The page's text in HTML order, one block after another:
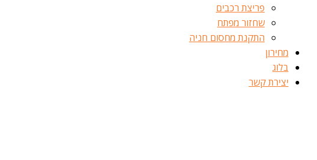
פריצת רכבים
שחזור מפתח
התקנת מחסום חניה
מחירון
בלוג
יצירת קשר